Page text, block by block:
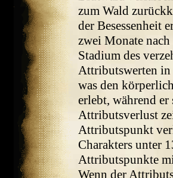
zum Wald
der Besessenheit
zwei Monate
Stadium des
Attributswerten
was den
erlebt, während er
Attributsverlust
Attributspunkt
Charakters unter
Attributspunkte
Wenn der